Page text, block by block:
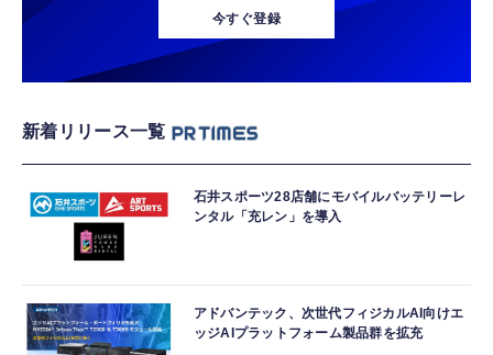
今すぐ登録
新着リリース一覧
石井スポーツ28店舗にモバイルバッテリーレ
ンタル「充レン」を導入
アドバンテック、次世代フィジカルAI向けエ
ッジAIプラットフォーム製品群を拡充